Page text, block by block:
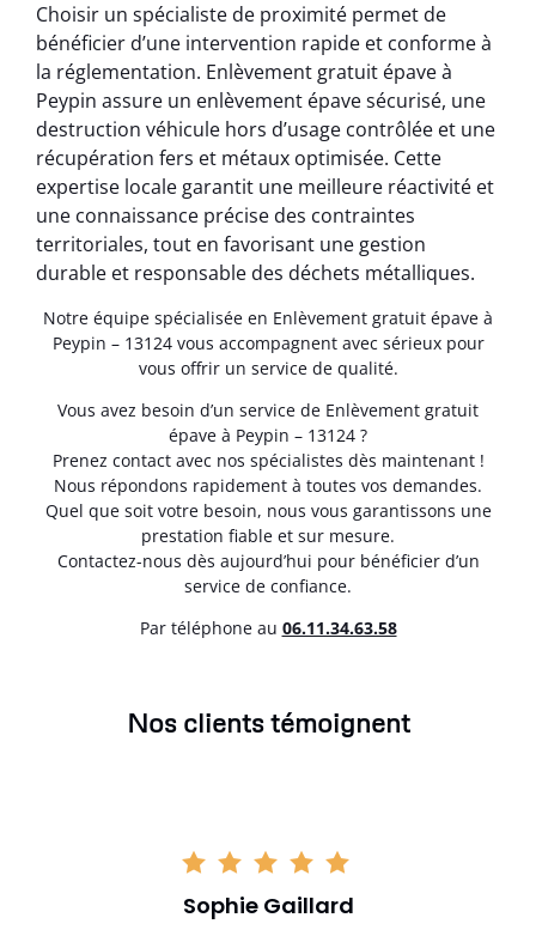
Choisir un spécialiste de proximité permet de
bénéficier d’une intervention rapide et conforme à
la réglementation. Enlèvement gratuit épave à
Peypin assure un enlèvement épave sécurisé, une
destruction véhicule hors d’usage contrôlée et une
récupération fers et métaux optimisée. Cette
expertise locale garantit une meilleure réactivité et
une connaissance précise des contraintes
territoriales, tout en favorisant une gestion
durable et responsable des déchets métalliques.
Notre équipe spécialisée en Enlèvement gratuit épave à
Peypin – 13124 vous accompagnent avec sérieux pour
vous offrir un service de qualité.
Vous avez besoin d’un service de Enlèvement gratuit
épave à Peypin – 13124 ?
Prenez contact avec nos spécialistes dès maintenant !
Nous répondons rapidement à toutes vos demandes.
Quel que soit votre besoin, nous vous garantissons une
prestation fiable et sur mesure.
Contactez-nous dès aujourd’hui pour bénéficier d’un
service de confiance.
Par téléphone au 06.11.34.63.58
Nos clients témoignent
Sophie Gaillard